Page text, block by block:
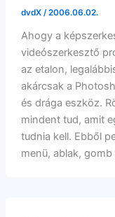
dvdX /2006.06.02.
Ahogy a
videószerkesztő
az etalon,
akárcsak a
és drága eszköz.
mindent tud, amit
tudnia kell. Ebből
menü, ablak,